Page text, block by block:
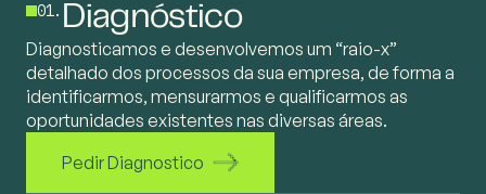
01. Diagnóstico
Diagnosticamos e desenvolvemos um “raio-x”
detalhado dos processos da sua empresa, de forma a
identificarmos, mensurarmos e qualificarmos as
oportunidades existentes nas diversas áreas.
Pedir Diagnostico